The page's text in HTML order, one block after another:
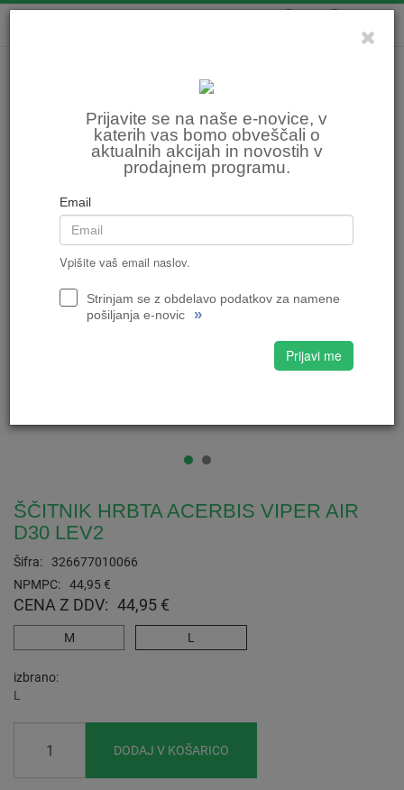
Prijavite se na naše e-novice, v
katerih vas bomo obveščali o
aktualnih akcijah in novostih v
prodajnem programu.
Email
Vpišite vaš email naslov.
Strinjam se z obdelavo podatkov za namene
pošiljanja e-novic
»
Prijavi me
ŠČITNIK HRBTA ACERBIS VIPER AIR
D30 LEV2
Šifra:
326677010066
NPMPC:
44,95 €
CENA Z DDV: 44,95 €
M L
izbrano
L
DODAJ V KOŠARICO